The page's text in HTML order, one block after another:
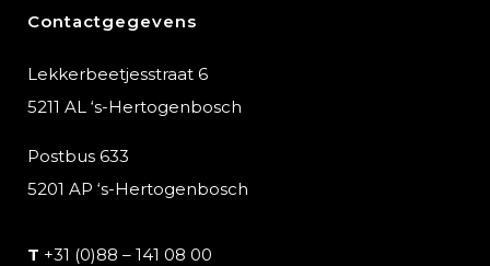
Contactgegevens
Lekkerbeetjesstraat 6
5211 AL ‘s-Hertogenbosch
Postbus 633
5201 AP ‘s-Hertogenbosch
T +31 (0)88 – 141 08 00